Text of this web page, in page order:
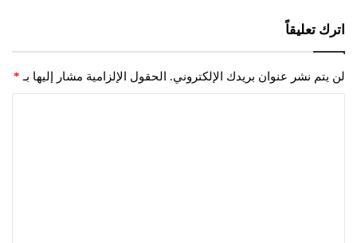
اترك تعليقاً
لن يتم نشر عنوان بريدك الإلكتروني. الحقول الإلزامية مشار إليها بـ *